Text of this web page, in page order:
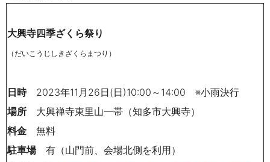
大興寺四季ざくら祭り
（だいこうじしきざくらまつり）
日時
2023年11月26日(日)10:00～14:00 ※小雨決行
場所
大興禅寺東里山一帯（知多市大興寺）
料金 無料
駐車場有（山門前、会場北側を利用）